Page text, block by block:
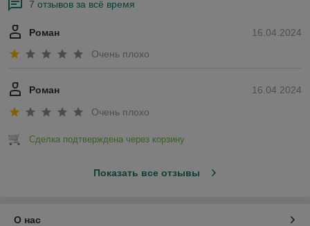
7 отзывов за всё время
16.04.2024
Роман
Очень плохо
16.04.2024
Роман
Очень плохо
Сделка подтверждена через корзину
Показать все отзывы
О нас